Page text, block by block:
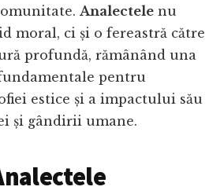
Analectele nu
moral, ci și o fereastră către
profundă, rămânând una
pentru
estice și a impactului său
și gândirii umane.